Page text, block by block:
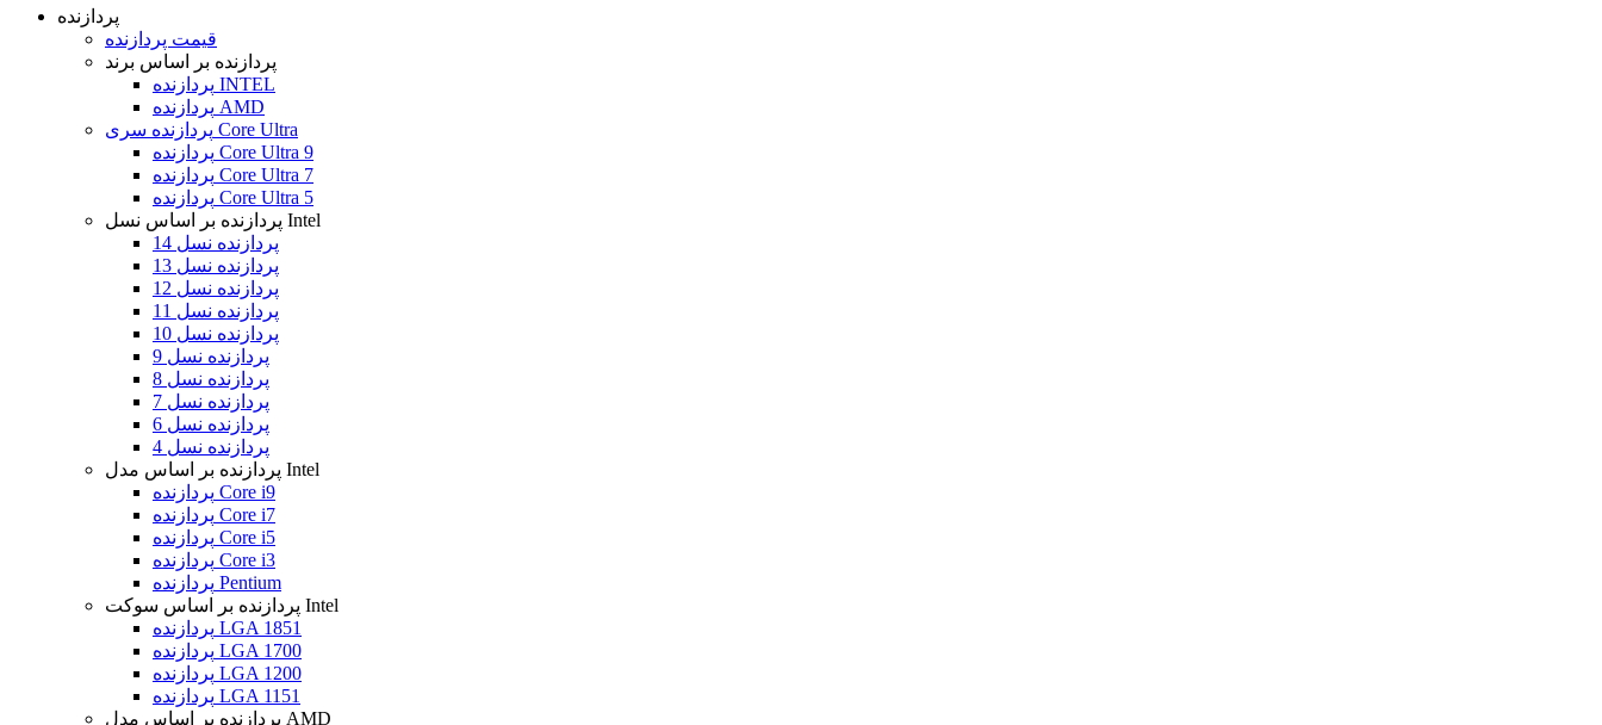
پردازنده
قیمت پردازنده
پردازنده بر اساس برند
پردازنده INTEL
پردازنده AMD
پردازنده سری Core Ultra
پردازنده Core Ultra 9
پردازنده Core Ultra 7
پردازنده Core Ultra 5
پردازنده بر اساس نسل Intel
پردازنده نسل 14
پردازنده نسل 13
پردازنده نسل 12
پردازنده نسل 11
پردازنده نسل 10
پردازنده نسل 9
پردازنده نسل 8
پردازنده نسل 7
پردازنده نسل 6
پردازنده نسل 4
پردازنده بر اساس مدل Intel
پردازنده Core i9
پردازنده Core i7
پردازنده Core i5
پردازنده Core i3
پردازنده Pentium
پردازنده بر اساس سوکت Intel
پردازنده LGA 1851
پردازنده LGA 1700
پردازنده LGA 1200
پردازنده LGA 1151
پردازنده بر اساس مدل AMD